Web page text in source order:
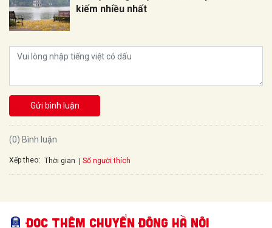
kiếm nhiều nhất
Gửi bình luận
(0) Bình luận
Xếp theo: Thời gian Số người thích
Đọc thêm Chuyển động Hà Nội